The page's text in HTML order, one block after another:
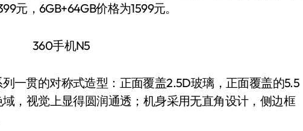
元，6GB+64GB价格为1599元。
贯的对称式造型：正面覆盖2.5D玻璃，正面覆盖的5.5
，视觉上显得圆润通透；机身采用无直角设计，侧边框